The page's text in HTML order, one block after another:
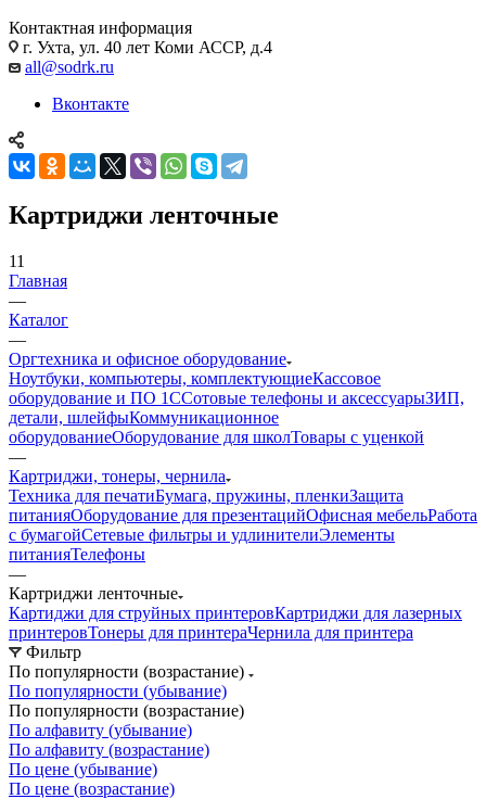
Контактная информация
г. Ухта, ул. 40 лет Коми АССР, д.4
all@sodrk.ru
Вконтакте
Картриджи ленточные
11
Главная
—
Каталог
—
Оргтехника и офисное оборудование
Ноутбуки, компьютеры, комплектующиеКассовое
оборудование и ПО 1ССотовые телефоны и аксессуарыЗИП,
детали, шлейфыКоммуникационное
оборудованиеОборудование для школТовары с уценкой
—
Картриджи, тонеры, чернила
Техника для печатиБумага, пружины, пленкиЗащита
питанияОборудование для презентацийОфисная мебельРабота
с бумагойСетевые фильтры и удлинителиЭлементы
питанияТелефоны
—
Картриджи ленточные
Картиджи для струйных принтеровКартриджи для лазерных
принтеровТонеры для принтераЧернила для принтера
Фильтр
По популярности (возрастание)
По популярности (убывание)
По популярности (возрастание)
По алфавиту (убывание)
По алфавиту (возрастание)
По цене (убывание)
По цене (возрастание)